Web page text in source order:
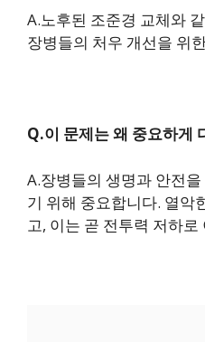
A.노후된 조준경 교체와
장병들의 처우 개선을 위
Q.이 문제는 왜 중요하게
A.장병들의 생명과 안전
기 위해 중요합니다. 열악
고, 이는 곧 전투력 저하